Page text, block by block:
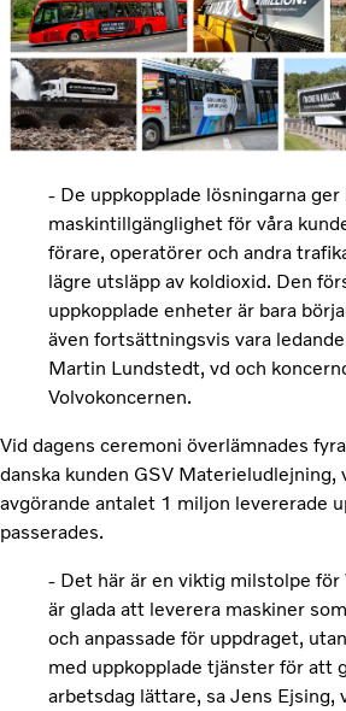
- De uppkopplade lösningarna
maskintillgänglighet för våra
förare, operatörer och andra
lägre utsläpp av koldioxid. Den
uppkopplade enheter är bara
även fortsättningsvis vara
Martin Lundstedt, vd och
Volvokoncernen.
Vid dagens ceremoni överlämnades
danska kunden GSV
avgörande antalet 1 miljon levererade
passerades.
- Det här är en viktig milstolpe för
är glada att leverera maskiner
och anpassade för uppdraget,
med uppkopplade tjänster för att
arbetsdag lättare, sa Jens Ejsing,